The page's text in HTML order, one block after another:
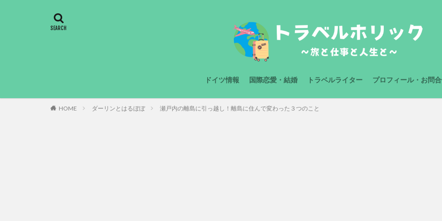
ドイツ情報 国際恋愛・結婚 トラベルライター プロフィール・お問
HOME ダーリンとはるぼぼ 瀬戸内の離島に引っ越し！離島に住んで変わった３つのこと